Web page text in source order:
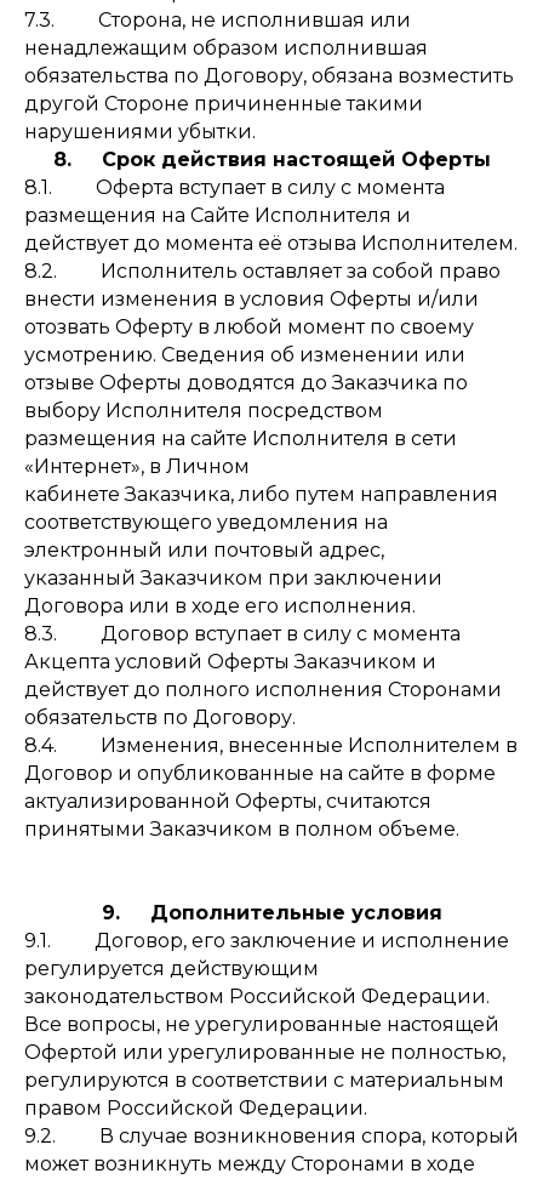
7.3. Сторона, не исполнившая или
ненадлежащим образом исполнившая
обязательства по Договору, обязана возместить
другой Стороне причиненные такими
нарушениями убытки.
8. Срок действия настоящей Оферты
8.1. Оферта вступает в силу с момента
размещения на Сайте Исполнителя и
действует до момента её отзыва Исполнителем.
8.2. Исполнитель оставляет за собой право
внести изменения в условия Оферты и/или
отозвать Оферту в любой момент по своему
усмотрению. Сведения об изменении или
отзыве Оферты доводятся до Заказчика по
выбору Исполнителя посредством
размещения на сайте Исполнителя в сети
«Интернет», в Личном
кабинете Заказчика, либо путем направления
соответствующего уведомления на
электронный или почтовый адрес,
указанный Заказчиком при заключении
Договора или в ходе его исполнения.
8.3. Договор вступает в силу с момента
Акцепта условий Оферты Заказчиком и
действует до полного исполнения Сторонами
обязательств по Договору.
8.4. Изменения, внесенные Исполнителем в
Договор и опубликованные на сайте в форме
актуализированной Оферты, считаются
принятыми Заказчиком в полном объеме.
9. Дополнительные условия
9.1. Договор, его заключение и исполнение
регулируется действующим
законодательством Российской Федерации.
Все вопросы, не урегулированные настоящей
Офертой или урегулированные не полностью,
регулируются в соответствии с материальным
правом Российской Федерации.
9.2. В случае возникновения спора, который
может возникнуть между Сторонами в ходе